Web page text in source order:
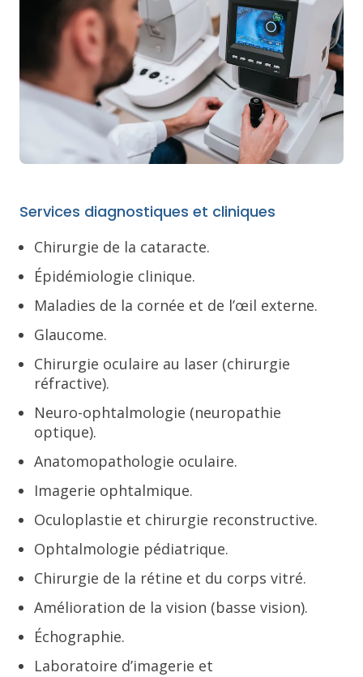
Services diagnostiques et cliniques
Chirurgie de la cataracte.
Épidémiologie clinique.
Maladies de la cornée et de l’œil externe.
Glaucome.
Chirurgie oculaire au laser (chirurgie
réfractive).
Neuro-ophtalmologie (neuropathie
optique).
Anatomopathologie oculaire.
Imagerie ophtalmique.
Oculoplastie et chirurgie reconstructive.
Ophtalmologie pédiatrique.
Chirurgie de la rétine et du corps vitré.
Amélioration de la vision (basse vision).
Échographie.
Laboratoire d’imagerie et